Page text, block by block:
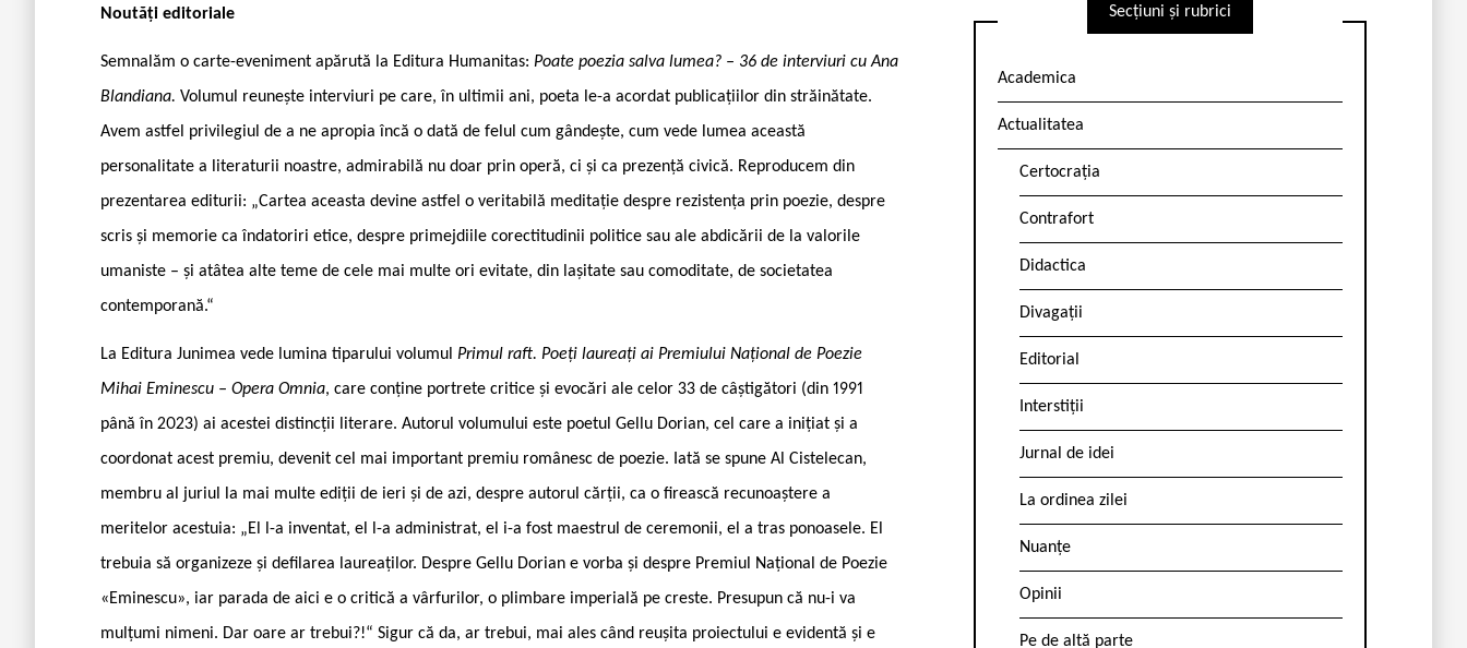
Noutăți editoriale
Semnalăm o carte-eveniment apărută la Editura Humanitas: Poate poezia salva lumea? – 36 de interviuri cu Ana
Blandiana. Volumul reunește interviuri pe care, în ultimii ani, poeta le-a acordat publicațiilor din străinătate.
Avem astfel privilegiul de a ne apropia încă o dată de felul cum gândește, cum vede lumea această
personalitate a literaturii noastre, admirabilă nu doar prin operă, ci și ca prezență civică. Reproducem din
prezentarea editurii: „Cartea aceasta devine astfel o veritabilă meditație despre rezistența prin poezie, despre
scris și memorie ca îndatoriri etice, despre primejdiile corectitudinii politice sau ale abdicării de la valorile
umaniste – și atâtea alte teme de cele mai multe ori evitate, din lașitate sau comoditate, de societatea
contemporană.“
La Editura Junimea vede lumina tiparului volumul Primul raft. Poeți laureați ai Premiului Național de Poezie
Mihai Eminescu – Opera Omnia, care conține portrete critice și evocări ale celor 33 de câștigători (din 1991
până în 2023) ai acestei distincții literare. Autorul volumului este poetul Gellu Dorian, cel care a inițiat și a
coordonat acest premiu, devenit cel mai important premiu românesc de poezie. Iată se spune Al Cistelecan,
membru al juriul la mai multe ediții de ieri și de azi, despre autorul cărții, ca o firească recunoaștere a
meritelor acestuia: „El l-a inventat, el l-a administrat, el i-a fost maestrul de ceremonii, el a tras ponoasele. El
trebuia să organizeze și defilarea laureaților. Despre Gellu Dorian e vorba și despre Premiul Național de Poezie
«Eminescu», iar parada de aici e o critică a vârfurilor, o plimbare imperială pe creste. Presupun că nu-i va
mulțumi nimeni. Dar oare ar trebui?!“ Sigur că da, ar trebui, mai ales când reușita proiectului e evidentă și e
Secțiuni și rubrici
Academica
Actualitatea
Certocrația
Contrafort
Didactica
Divagații
Editorial
Interstiții
Jurnal de idei
La ordinea zilei
Nuanțe
Opinii
Pe de altă parte